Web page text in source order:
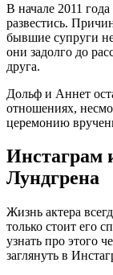
В начале 2011
развестись.
бывшие супруги
они задолго до
друга.
Дольф и Аннет
отношениях,
церемонию
Инстаграм
Лундгрена
Жизнь актера
только стоит его
узнать про этого
заглянуть в